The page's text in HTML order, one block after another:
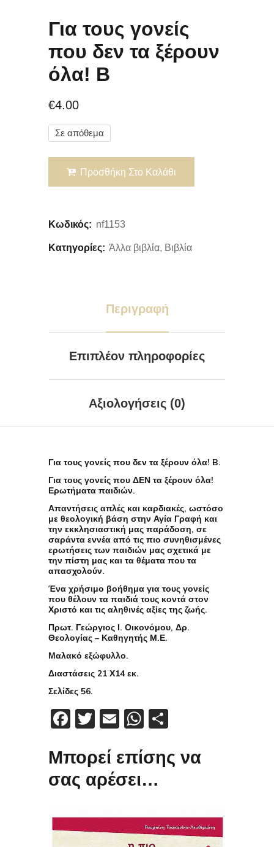
Για τους γονείς
που δεν τα ξέρουν
όλα! B
€4.00
Σε απόθεμα
Προσθήκη Στο Καλάθι
Κωδικός: nf1153
Κατηγορίες: Άλλα βιβλία, Βιβλία
Περιγραφή
Επιπλέον πληροφορίες
Αξιολογήσεις (0)
Για τους γονείς που δεν τα ξέρουν όλα! B.
Για τους γονείς που ΔΕΝ τα ξέρουν όλα!
Ερωτήματα παιδιών.
Απαντήσεις απλές και καρδιακές, ωστόσο
με θεολογική βάση στην Αγία Γραφή και
την εκκλησιαστική μας παράδοση, σε
σαράντα εννέα από τις πιο συνηθισμένες
ερωτήσεις των παιδιών μας σχετικά με
την πίστη μας και τα θέματα που τα
απασχολούν.
Ένα χρήσιμο βοήθημα για τους γονείς
που θέλουν τα παιδιά τους κοντά στον
Χριστό και τις αληθινές αξίες της ζωής.
Πρωτ. Γεώργιος Ι. Οικονόμου, Δρ.
Θεολογίας – Καθηγητής Μ.Ε.
Μαλακό εξώφυλλο.
Διαστάσεις 21 Χ14 εκ.
Σελίδες 56.
Facebook
Twitter
EmailWhatsApp
Μπορεί επίσης να
σας αρέσει…